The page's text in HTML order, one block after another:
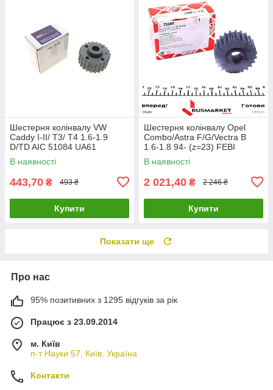
Шестерня колінвалу VW
Caddy I-II/ T3/ T4 1.6-1.9
D/TD AIC 51084 UA61
В наявності
443,70 ₴ 493 ₴
Купити
Шестерня колінвалу Opel
Combo/Astra F/G/Vectra B
1.6-1.8 94- (z=23) FEBI
BILSTEIN 33695 UA61
В наявності
2 021,40 ₴ 2 246 ₴
Купити
Показати ще
Про нас
95% позитивних з 1295 відгуків за рік
Працює з 23.09.2014
м. Київ
п-т Науки 57, Київ, Україна
Контакти